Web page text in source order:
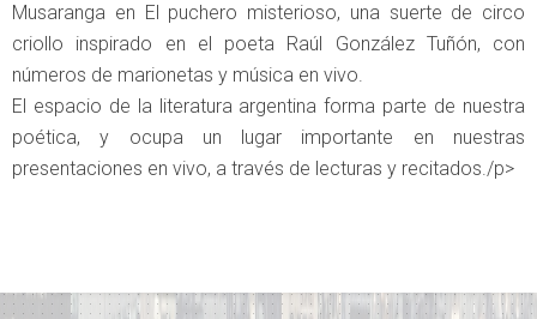
Musaranga en El puchero misterioso, una suerte de circo
criollo inspirado en el poeta Raúl González Tuñón, con
números de marionetas y música en vivo.
El espacio de la literatura argentina forma parte de nuestra
poética, y ocupa un lugar importante en nuestras
presentaciones en vivo, a través de lecturas y recitados./p>